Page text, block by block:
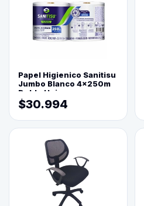
Papel Higienico Sanitisu
Jumbo Blanco 4x250m
Doble Hoja
$30.994